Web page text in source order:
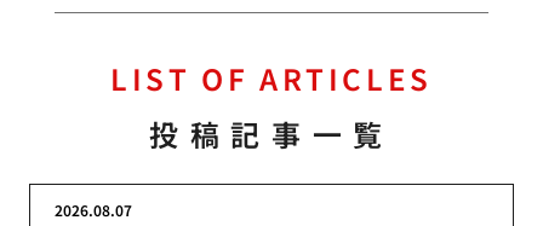
LIST OF ARTICLES
投稿記事一覧
2026.08.07